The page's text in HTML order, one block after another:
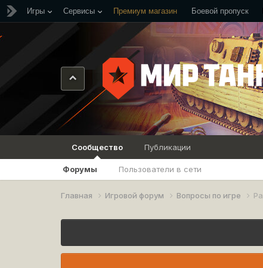
Игры Сервисы Премиум магазин Боевой пропуск
Сообщество
Форумы Пользователи в сети
Публикации
Главная Игровой форум Вопросы по игре